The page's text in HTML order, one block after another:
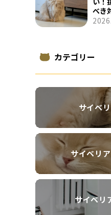
べき
カテゴリー
サイベ
サイベリ
サイベリ